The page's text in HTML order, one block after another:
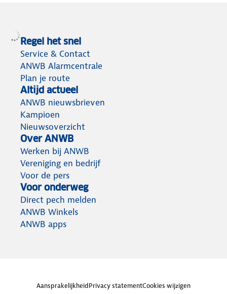
Regel het snel
Service & Contact
ANWB Alarmcentrale
Plan je route
Altijd actueel
ANWB nieuwsbrieven
Kampioen
Nieuwsoverzicht
Over ANWB
Werken bij ANWB
Vereniging en bedrijf
Voor de pers
Voor onderweg
Direct pech melden
ANWB Winkels
ANWB apps
AansprakelijkheidPrivacy statementCookies wijzigen